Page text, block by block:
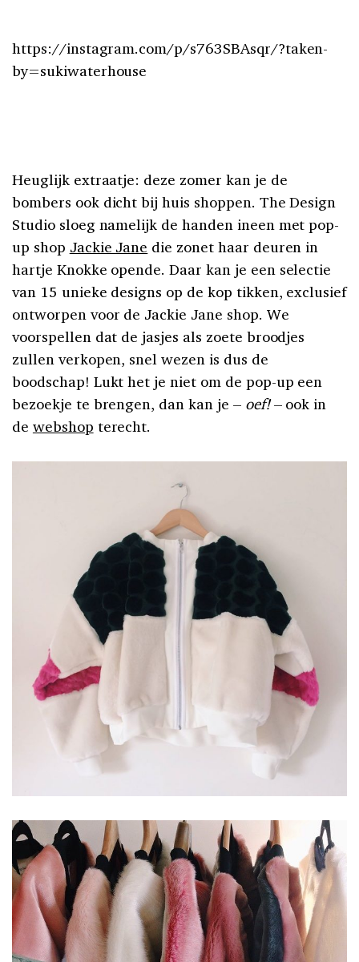
https://instagram.com/p/s763SBAsqr/?taken-
by=sukiwaterhouse
Heuglijk extraatje: deze zomer kan je de
bombers ook dicht bij huis shoppen. The Design
Studio sloeg namelijk de handen ineen met pop-
up shop Jackie Jane die zonet haar deuren in
hartje Knokke opende. Daar kan je een selectie
van 15 unieke designs op de kop tikken, exclusief
ontworpen voor de Jackie Jane shop. We
voorspellen dat de jasjes als zoete broodjes
zullen verkopen, snel wezen is dus de
boodschap! Lukt het je niet om de pop-up een
bezoekje te brengen, dan kan je – oef!– ook in
de webshop terecht.